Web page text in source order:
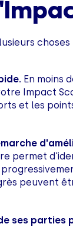
choses
En moins
Impact
et les
d'
permet
peuvent
ses parties